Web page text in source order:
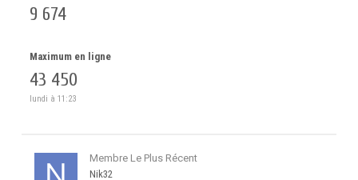
9 674
Maximum en ligne
43 450
lundi à 11:23
Membre Le Plus Récent
Nik32